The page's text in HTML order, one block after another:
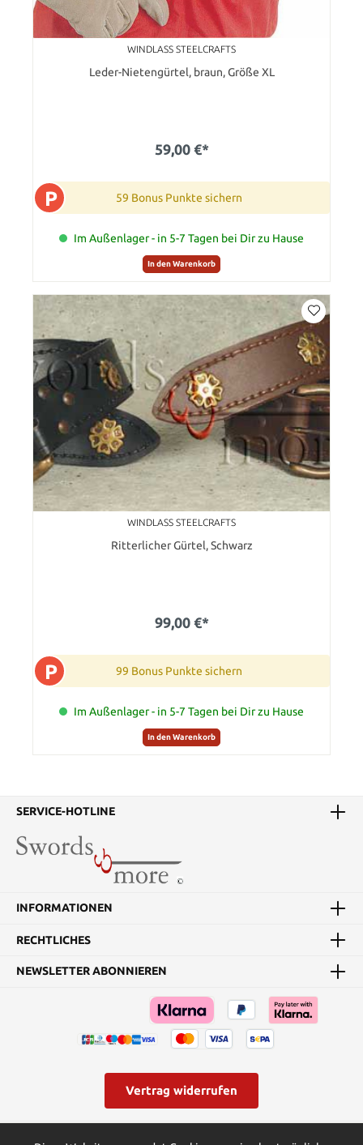
WINDLASS STEELCRAFTS
Leder-Nietengürtel, braun, Größe XL
59,00 €*
P 59 Bonus Punkte sichern
Im Außenlager - in 5-7 Tagen bei Dir zu Hause
In den Warenkorb
WINDLASS STEELCRAFTS
Ritterlicher Gürtel, Schwarz
99,00 €*
P 99 Bonus Punkte sichern
Im Außenlager - in 5-7 Tagen bei Dir zu Hause
In den Warenkorb
SERVICE-HOTLINE
INFORMATIONEN
RECHTLICHES
NEWSLETTER ABONNIEREN
Vertrag widerrufen